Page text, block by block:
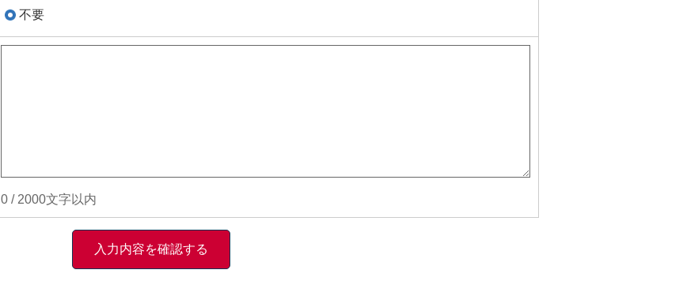
不要
0/ 2000文字以内